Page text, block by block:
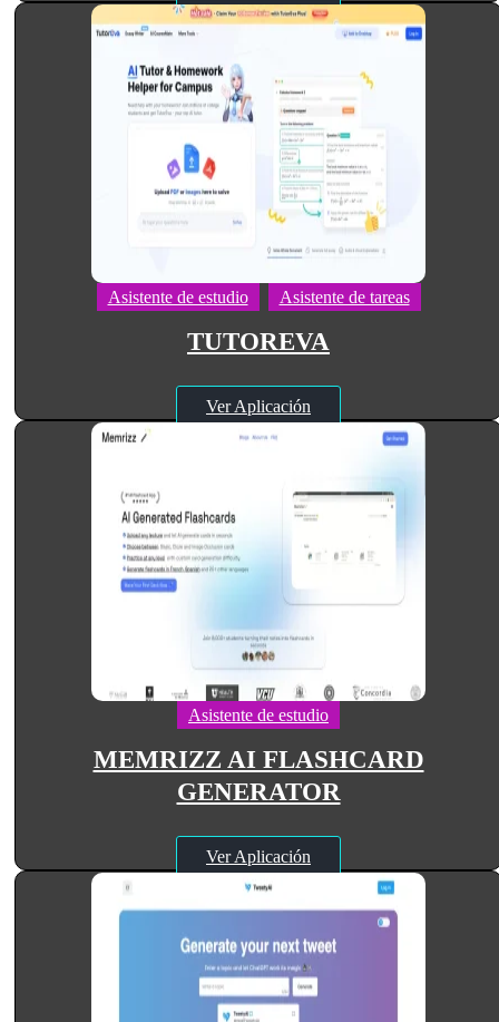
Asistente de estudio Asistente de tareas
TUTOREVA
Ver Aplicación
Asistente de estudio
MEMRIZZ AI FLASHCARD
GENERATOR
Ver Aplicación